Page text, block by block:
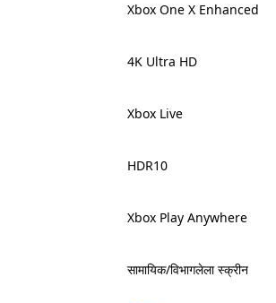
Xbox One X Enhanced
4K Ultra HD
Xbox Live
HDR10
Xbox Play Anywhere
सामायिक/विभागलेला स्क्रीन